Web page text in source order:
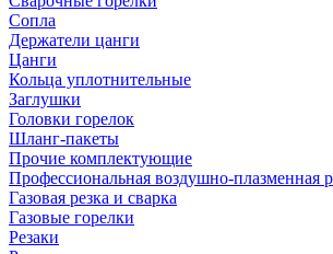
Сопла
Держатели цанги
Цанги
Кольца уплотнительные
Заглушки
Головки горелок
Шланг-пакеты
Прочие комплектующие
Профессиональная воздушно-плазменная
Газовая резка и сварка
Газовые горелки
Резаки